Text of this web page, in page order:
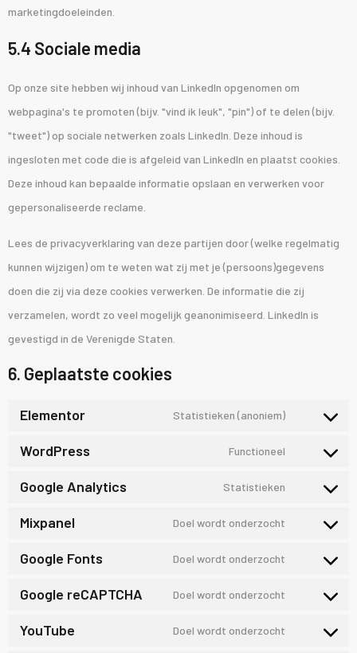
marketingdoeleinden.
5.4 Sociale media
Op onze site hebben wij inhoud van LinkedIn opgenomen om
webpagina's te promoten (bijv. "vind ik leuk", "pin") of te delen (bijv.
"tweet") op sociale netwerken zoals LinkedIn. Deze inhoud is
ingesloten met code die is afgeleid van LinkedIn en plaatst cookies.
Deze inhoud kan bepaalde informatie opslaan en verwerken voor
gepersonaliseerde reclame.
Lees de privacyverklaring van deze partijen door (welke regelmatig
kunnen wijzigen) om te weten wat zij met je (persoons)gegevens
doen die zij via deze cookies verwerken. De informatie die zij
verzamelen, wordt zo veel mogelijk geanonimiseerd. LinkedIn is
gevestigd in de Verenigde Staten.
6. Geplaatste cookies
Elementor Statistieken (anoniem)
WordPress Functioneel
Google Analytics Statistieken
Mixpanel Doel wordt onderzocht
Google Fonts Doel wordt onderzocht
Google reCAPTCHA Doel wordt onderzocht
YouTube Doel wordt onderzocht